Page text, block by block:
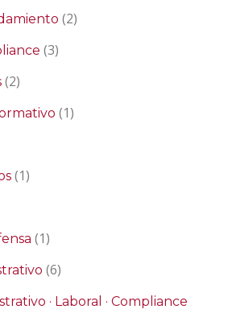
(2)
(3)
(2)
(1)
(1)
(1)
(6)
· Laboral · Compliance